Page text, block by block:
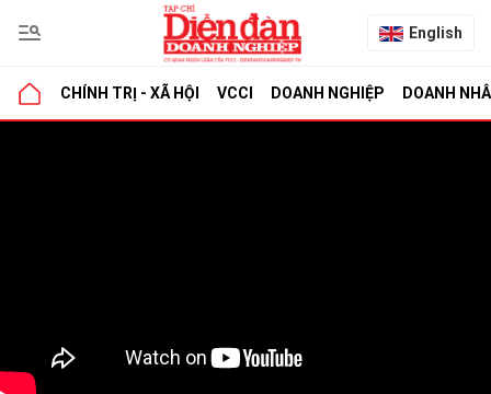
English
CHÍNH TRỊ - XÃ HỘI VCCI DOANH NGHIỆP DOANH